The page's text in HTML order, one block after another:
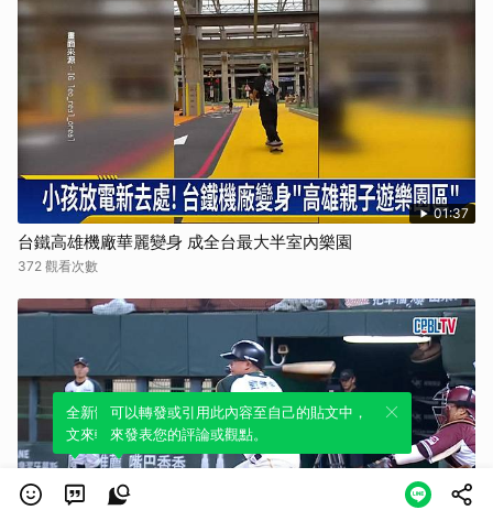
01:37
台鐵高雄機廠華麗變身 成全台最大半室內樂園
372 觀看次數
全新體驗！一鍵引用此內容，透過發布貼
文來輕鬆表達個人立場。
可以轉發或引用此內容至自己的貼文中，
來發表您的評論或觀點。